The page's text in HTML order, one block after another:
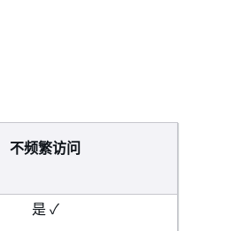
不频繁访问
是 ✓